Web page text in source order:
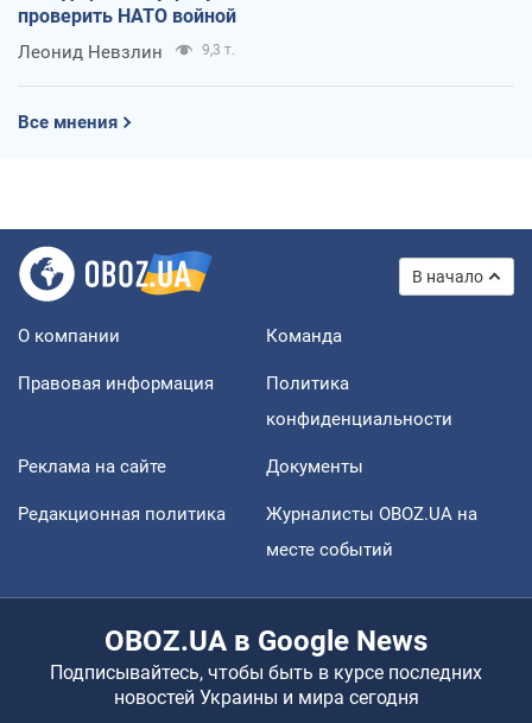
проверить НАТО войной
Леонид Невзлин 9,3 т.
Все мнения
В начало
О компании Команда
Правовая информация
Политика
конфиденциальности
Реклама на сайте Документы
Редакционная политика
Журналисты OBOZ.UA на
месте событий
OBOZ.UA в Google News
Подписывайтесь, чтобы быть в курсе последних
новостей Украины и мира сегодня